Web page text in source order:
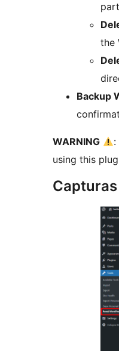
the
Backup
WARNING
:
using this
Capturas